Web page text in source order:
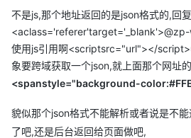
        "cityid": "101130101",
        "date": "",
        "date_y": "2014年1月23日",
        "wind6": "微风"
    }
}
本地解析方法如下:
不是js,那个地址返回的是json格式的,回复
使用js引用啊<scriptsrc="url"></
象要跨域获取一个json,就上面那个网址
<spanstyle="background-
貌似那个json格式不能解析或者说是不
了吧,还是后台返回给页面做吧,